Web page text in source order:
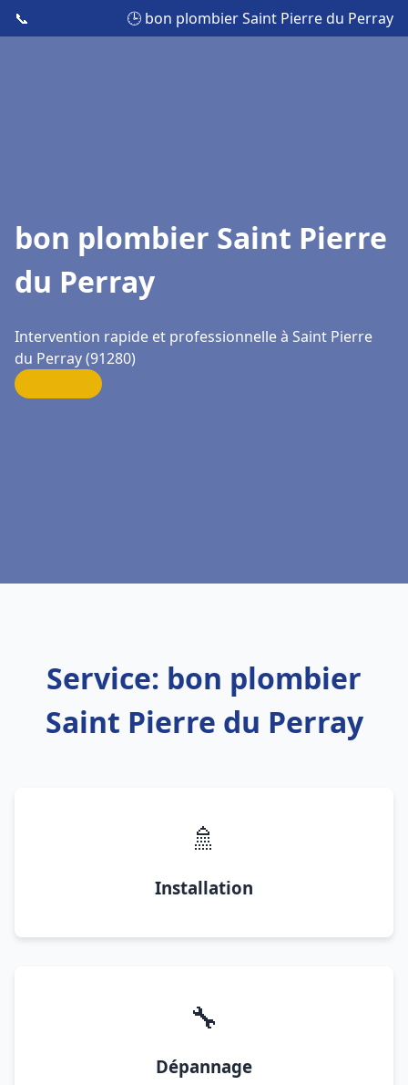
📞 🕒 bon plombier Saint Pierre du Perray
bon plombier Saint Pierre
du Perray
Intervention rapide et professionnelle à Saint Pierre
du Perray (91280)
Service: bon plombier
Saint Pierre du Perray
🚿
Installation
🔧
Dépannage